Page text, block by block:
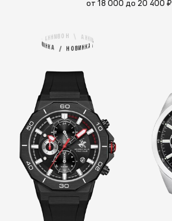
от 18 000 до 20 400 ₽
Н ОВИНКА /В
Н
К
А
/
Н
О
В
И
Н
К
А
/ВИНКА /